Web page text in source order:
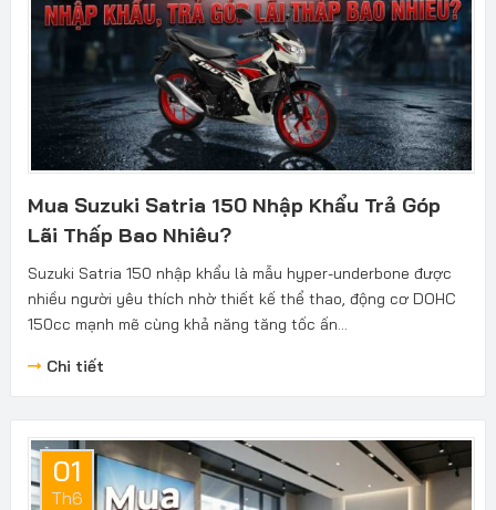
Mua Suzuki Satria 150 Nhập Khẩu Trả Góp
Lãi Thấp Bao Nhiêu?
Suzuki Satria 150 nhập khẩu là mẫu hyper-underbone được
nhiều người yêu thích nhờ thiết kế thể thao, động cơ DOHC
150cc mạnh mẽ cùng khả năng tăng tốc ấn...
Chi tiết
01
Th6